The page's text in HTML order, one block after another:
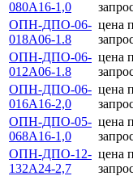
080А16-1,0
ОПН-ДПО-06-
018А06-1.8
цена
ОПН-ДПО-06-
012А06-1.8
цена
ОПН-ДПО-06-
016А16-2,0
цена
ОПН-ДПО-05-
068А16-1,0
цена
ОПН-ДПО-12-
132А24-2,7
цена